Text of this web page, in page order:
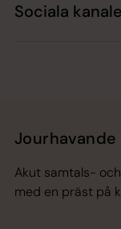
Sociala
Akut samtals-
med en präst på